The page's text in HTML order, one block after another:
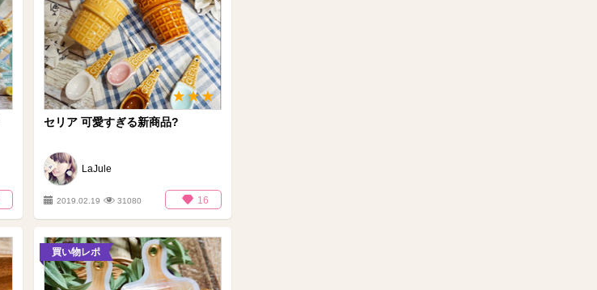
セリア 可愛すぎる新商品?
LaJule
2019.02.19 31080 16
買い物レポ